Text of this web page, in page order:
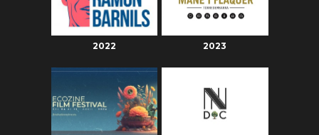
2022 2023